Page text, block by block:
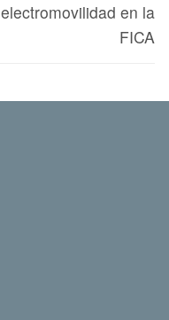
electromovilidad en la
FICA